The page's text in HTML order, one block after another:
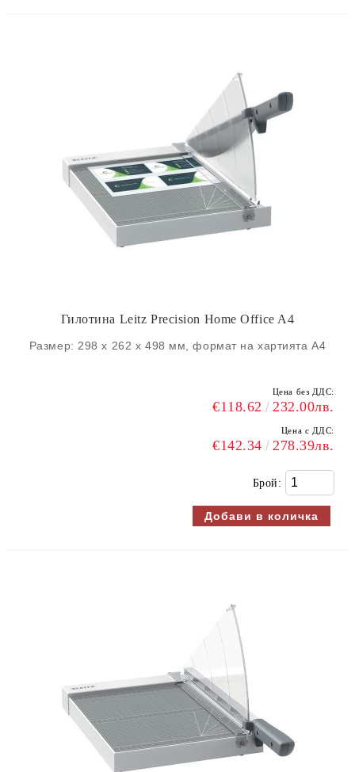
Гилотина Leitz Precision Home Office A4
Размер: 298 x 262 x 498 мм, формат на хартията A4
Цена без ДДС:
€118.62 232.00лв.
Цена с ДДС:
€142.34 278.39лв.
Брой: